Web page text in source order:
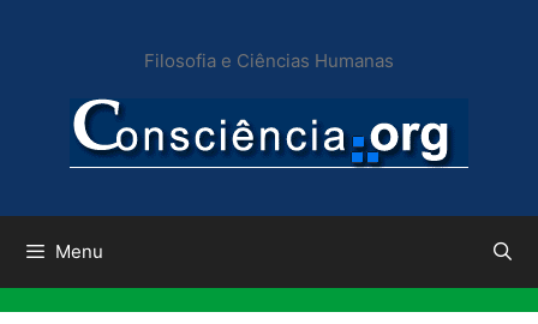
conteúdo
Filosofia e Ciências Humanas
Menu